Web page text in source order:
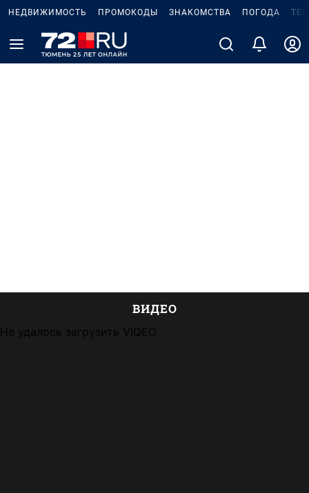
НЕДВИЖИМОСТЬ ПРОМОКОДЫ ЗНАКОМСТВА ПОГОДА
ВИДЕО
Не удалось загрузить VIQEO